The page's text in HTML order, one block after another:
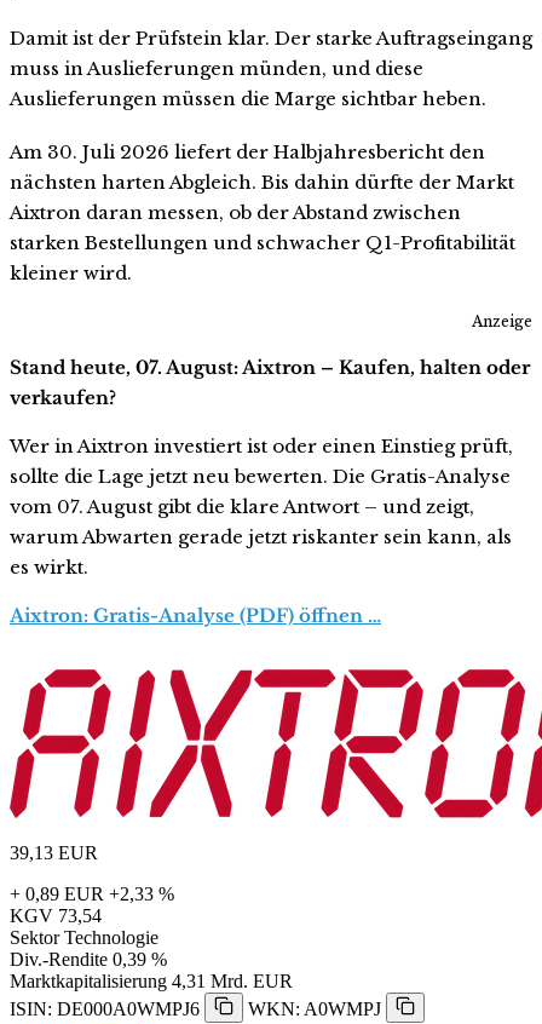
Damit ist der Prüfstein klar. Der starke Auftragseingang
muss in Auslieferungen münden, und diese
Auslieferungen müssen die Marge sichtbar heben.
Am 30. Juli 2026 liefert der Halbjahresbericht den
nächsten harten Abgleich. Bis dahin dürfte der Markt
Aixtron daran messen, ob der Abstand zwischen
starken Bestellungen und schwacher Q1-Profitabilität
kleiner wird.
Anzeige
Stand heute, 07. August: Aixtron – Kaufen, halten oder
verkaufen?
Wer in Aixtron investiert ist oder einen Einstieg prüft,
sollte die Lage jetzt neu bewerten. Die Gratis-Analyse
vom 07. August gibt die klare Antwort – und zeigt,
warum Abwarten gerade jetzt riskanter sein kann, als
es wirkt.
Aixtron: Gratis-Analyse (PDF) öffnen …
39,13 EUR
+ 0,89 EUR +2,33 %
KGV 73,54
Sektor Technologie
Div.-Rendite 0,39 %
Marktkapitalisierung 4,31 Mrd. EUR
ISIN: DE000A0WMPJ6
WKN: A0WMPJ